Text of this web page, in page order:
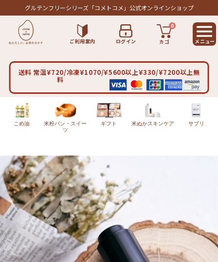
グルテンフリーシリーズ「コメトコメ」公式オンラインショップ
ご利用案内 ログイン カゴ
0
送料 常温¥720/冷凍¥1070/¥5600以上¥330/¥7200以上無
料
こめ油
米粉パン・スイー
ツ
ギフト 米ぬかスキンケア サプリ